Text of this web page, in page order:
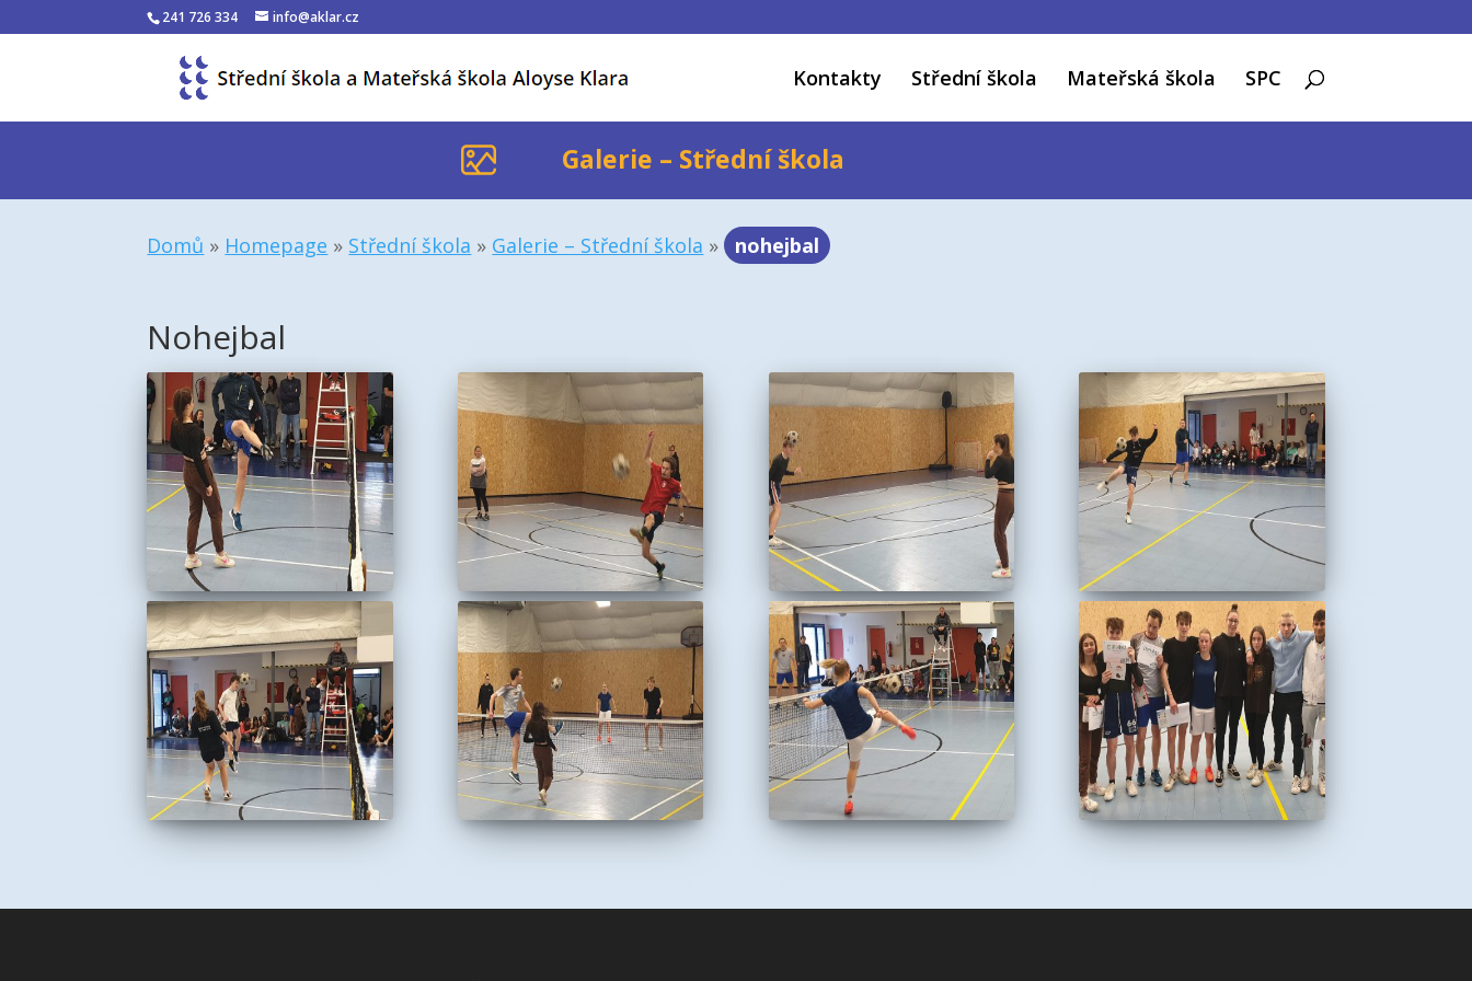
241 726 334 info@aklar.cz
Kontakty Střední škola Mateřská škola SPC
Galerie – Střední škola
Domů » Homepage » Střední škola » Galerie – Střední škola » nohejbal
Nohejbal